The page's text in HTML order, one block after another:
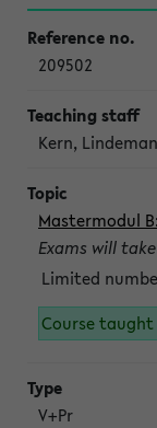
209502
Kern,
Mastermodul
Exams will
Limited
Course taught
V+Pr